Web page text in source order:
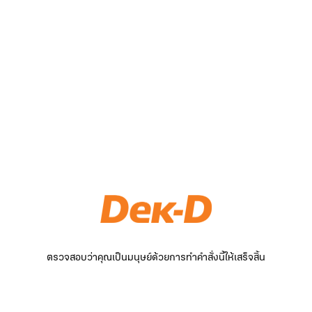
ตรวจสอบว่าคุณเป็นมนุษย์ด้วยการทำคำสั่งนี้ให้เสร็จสิ้น